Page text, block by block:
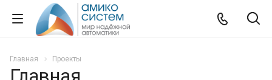
Главная Проекты